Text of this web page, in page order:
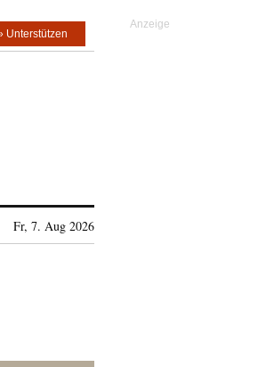
Unterstützen
Fr, 7. Aug 2026